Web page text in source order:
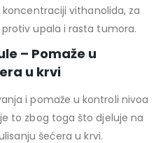
vithanolida, za
upala i rasta tumora.
– Pomaže u
u krvi
i pomaže u kontroli nivoa
to zbog toga što djeluje na
šećera u krvi.